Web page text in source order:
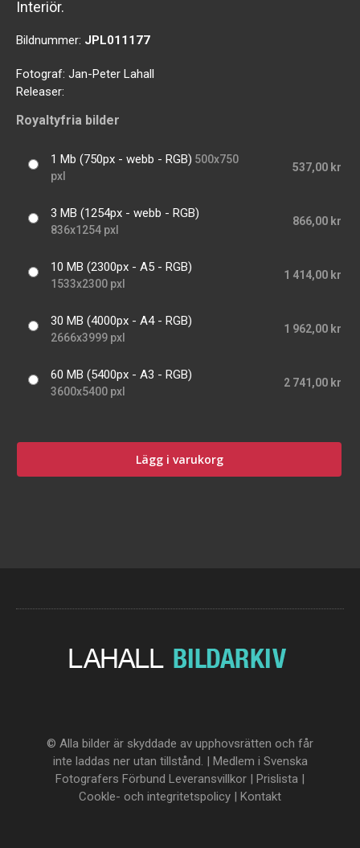
Interiör.
Bildnummer: JPL011177
Fotograf: Jan-Peter Lahall
Releaser:
Royaltyfria bilder
1 Mb (750px - webb - RGB) 500x750
pxl
537,00 kr
3 MB (1254px - webb - RGB)
836x1254 pxl
866,00 kr
10 MB (2300px - A5 - RGB)
1533x2300 pxl
1 414,00 kr
30 MB (4000px - A4 - RGB)
2666x3999 pxl
1 962,00 kr
60 MB (5400px - A3 - RGB)
3600x5400 pxl
2 741,00 kr
Lägg i varukorg
© Alla bilder är skyddade av upphovsrätten och får
inte laddas ner utan tillstånd. | Medlem i Svenska
Fotografers Förbund Leveransvillkor | Prislista |
Cookle- och integritetspolicy | Kontakt